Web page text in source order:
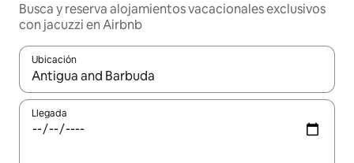
Busca y reserva alojamientos vacacionales exclusivos
con jacuzzi en Airbnb
Ubicación
Cuando los resultados estén disponibles, navega con las
Llegada